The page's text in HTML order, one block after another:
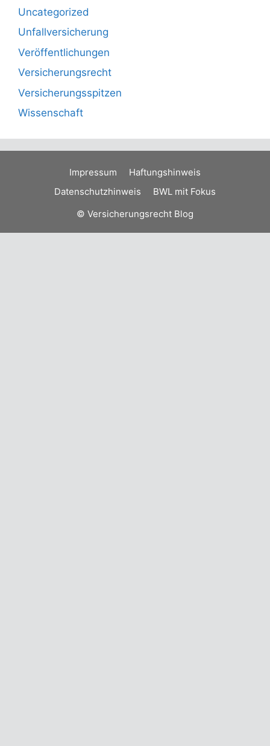
Uncategorized
Unfallversicherung
Veröffentlichungen
Versicherungsrecht
Versicherungsspitzen
Wissenschaft
Impressum
Haftungshinweis
Datenschutzhinweis
BWL mit Fokus
© Versicherungsrecht Blog